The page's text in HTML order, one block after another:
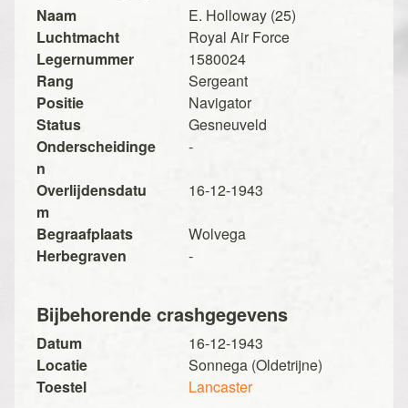
Naam
E. Holloway (25)
Luchtmacht
Royal Air Force
Legernummer
1580024
Rang
Sergeant
Positie
Navigator
Status
Gesneuveld
Onderscheidinge
n
-
Overlijdensdatu
m
16-12-1943
Begraafplaats
Wolvega
Herbegraven
-
Bijbehorende crashgegevens
Datum
16-12-1943
Locatie
Sonnega (Oldetrijne)
Toestel
Lancaster